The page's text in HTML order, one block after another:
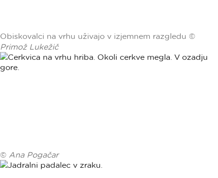
Obiskovalci na vrhu uživajo v izjemnem razgledu ©
Primož Lukežič
© Ana Pogačar